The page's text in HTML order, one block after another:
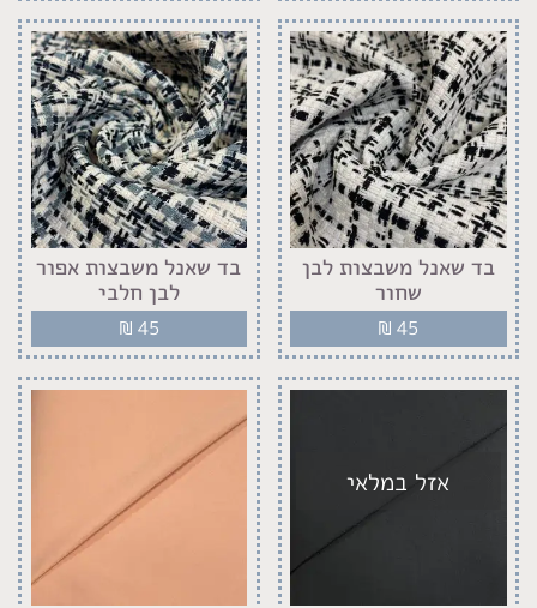
בד שאנל משבצות לבן
שחור
₪ 45
בד שאנל משבצות אפור
לבן חלבי
₪ 45
אזל במלאי